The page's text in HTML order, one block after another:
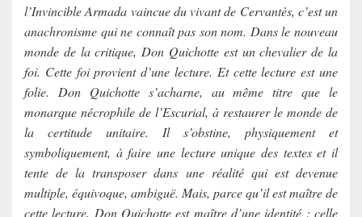
l’Invincible Armada vaincue du vivant de Cervantès, c’est un
anachronisme qui ne connaît pas son nom. Dans le nouveau
monde de la critique, Don Quichotte est un chevalier de la
foi. Cette foi provient d’une lecture. Et cette lecture est une
folie. Don Quichotte s’acharne, au même titre que le
monarque nécrophile de l’Escurial, à restaurer le monde de
la certitude unitaire. Il s’obstine, physiquement et
symboliquement, à faire une lecture unique des textes et il
tente de la transposer dans une réalité qui est devenue
multiple, équivoque, ambiguë. Mais, parce qu’il est maître de
cette lecture, Don Quichotte est maître d’une identité : celle